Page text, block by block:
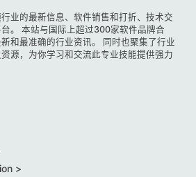
业的最新信息、软件销售和打折、技术交
。 本站与国际上超过300家软件品牌合
和最准确的行业资讯。 同时也聚集了行业
源，为你学习和交流此专业技能提供强力
>